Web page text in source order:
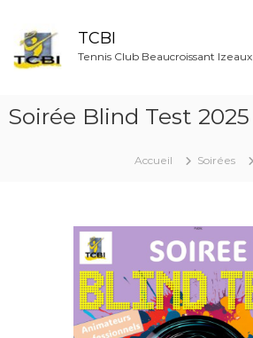
TCBI
Tennis Club Beaucroissant Izeaux
Soirée Blind Test 2025
Accueil Soirées